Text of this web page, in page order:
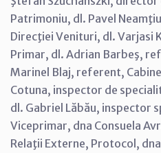
Patrimoniu, dl. Pavel
Direcţiei Venituri, dl. Varjasi
Primar, dl. Adrian Barbeş,
Marinel Blaj, referent,
Cotuna, inspector de
dl. Gabriel Lăbău, inspector
Viceprimar, dna Consuela
Relaţii Externe, Protocol,